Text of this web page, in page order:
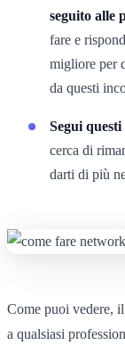
seguito alle
fare e
migliore per
da questi
Segui
cerca di
darti di più
Come puoi vedere,
a qualsiasi